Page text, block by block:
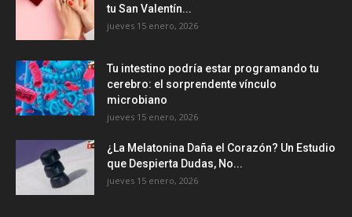
tu San Valentín...
jueves 15 enero, 2026
Tu intestino podría estar programando tu
cerebro: el sorprendente vínculo
microbiano
jueves 15 enero, 2026
¿La Melatonina Daña el Corazón? Un Estudio
que Despierta Dudas, No...
jueves 15 enero, 2026